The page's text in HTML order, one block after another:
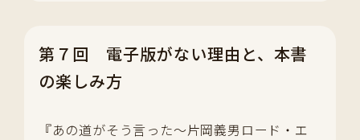
第７回 電子版がない理由と、本書
の楽しみ方
『あの道がそう言った～片岡義男ロード・エ